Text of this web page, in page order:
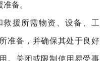
备。
救援所需物资、设备、工
准备，并确保其处于良好
。关闭或限制使用易受事